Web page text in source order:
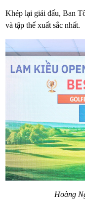
Khép lại giải đấu, Ban
và tập thể xuất sắc nhất.
Hoàng